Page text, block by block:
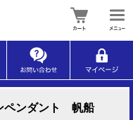
ペンダント 帆船